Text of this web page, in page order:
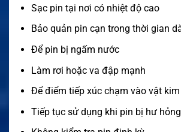
Sạc pin tại nơi có nhiệt độ cao
Bảo quản pin cạn trong thời gian
Để pin bị ngấm nước
Làm rơi hoặc va đập mạnh
Để điểm tiếp xúc chạm vào vật
Tiếp tục sử dụng khi pin bị hư hỏng